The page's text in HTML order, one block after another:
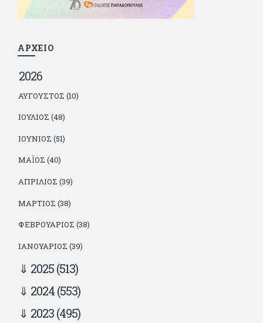
φίλους του δεν πληρώνει διατροφές. Ελπίζει ότι δεν έχει
παιδιά. Απειλεί ότι θα γράφει όσο υπάρχουν άνθρωποι που
ΑΡΧΕΙΟ
2026
ΑΎΓΟΥΣΤΟΣ (10)
ΙΟΎΛΙΟΣ (48)
ΙΟΎΝΙΟΣ (51)
ΜΆΙΟΣ (40)
ΑΠΡΊΛΙΟΣ (39)
ΜΆΡΤΙΟΣ (38)
ΦΕΒΡΟΥΆΡΙΟΣ (38)
ΙΑΝΟΥΆΡΙΟΣ (39)
2025(513)
2024(553)
2023(495)